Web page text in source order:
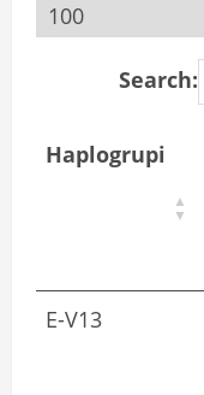
Search:
Haplogrupi
E-V13